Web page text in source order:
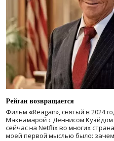
Рейган возвращается
Фильм «Reagan», снятый в 2024
Макнамарой с Деннисом Куэйдом
сейчас на Netflix во многих
моей первой мыслью было: